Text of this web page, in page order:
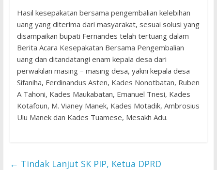
Hasil kesepakatan bersama pengembalian kelebihan
uang yang diterima dari masyarakat, sesuai solusi yang
disampaikan bupati Fernandes telah tertuang dalam
Berita Acara Kesepakatan Bersama Pengembalian
uang dan ditandatangi enam kepala desa dari
perwakilan masing – masing desa, yakni kepala desa
Sifaniha, Ferdinandus Asten, Kades Nonotbatan, Ruben
A Tahoni, Kades Maukabatan, Emanuel Tnesi, Kades
Kotafoun, M. Vianey Manek, Kades Motadik, Ambrosius
Ulu Manek dan Kades Tuamese, Mesakh Adu.
← Tindak Lanjut SK PIP, Ketua DPRD